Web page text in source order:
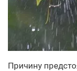
Причину